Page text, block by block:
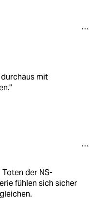
mit
der NS-
fühlen sich sicher